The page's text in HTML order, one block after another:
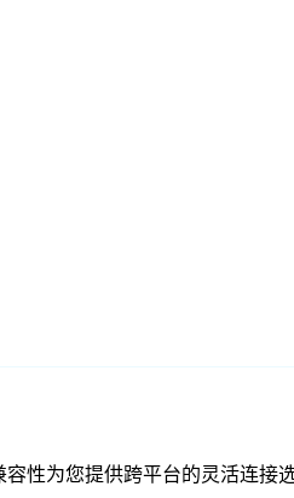
性为您提供跨平台的灵活连接